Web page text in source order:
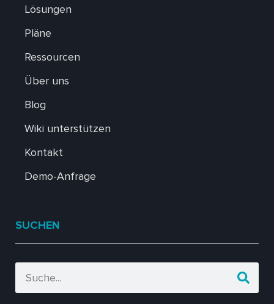
Lösungen
Pläne
Ressourcen
Über uns
Blog
Wiki unterstützen
Kontakt
Demo-Anfrage
SUCHEN